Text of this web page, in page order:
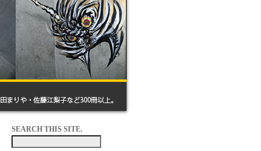
SEARCH THIS SITE.